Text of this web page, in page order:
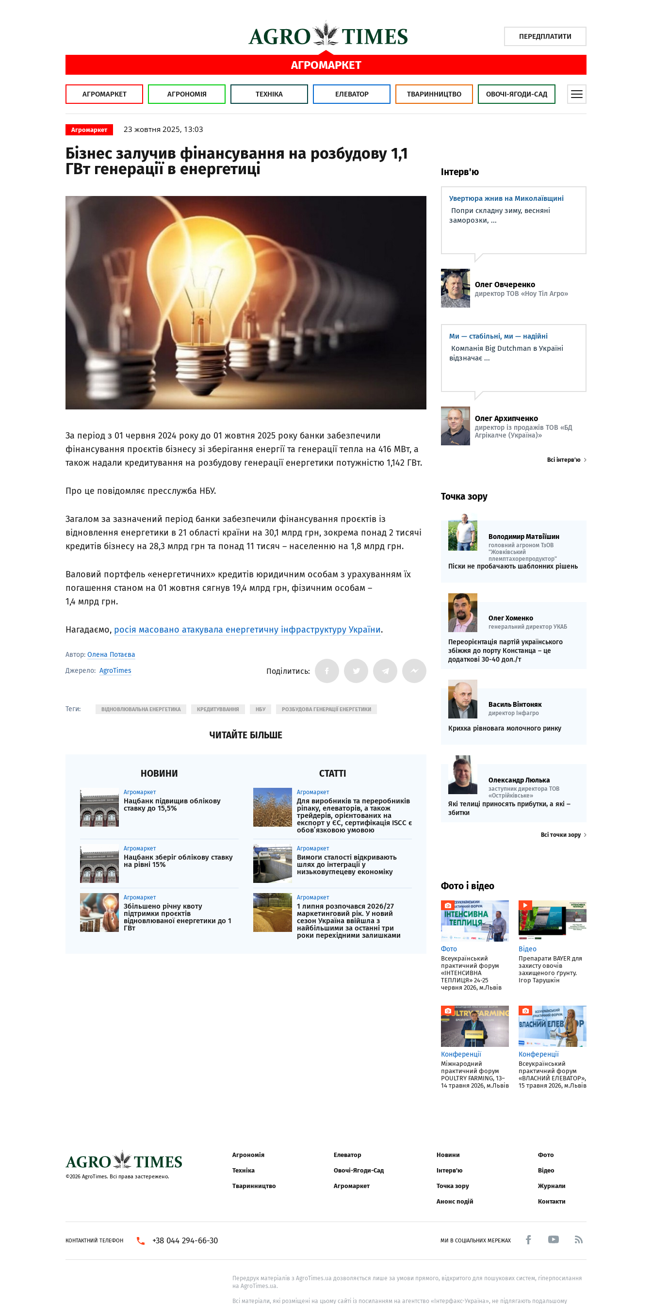
ПЕРЕДПЛАТИТИ
АГРОМАРКЕТ
АГРОМАРКЕТ АГРОНОМІЯ ТЕХНІКА ЕЛЕВАТОР ТВАРИННИЦТВО ОВОЧІ-ЯГОДИ-САД
Агромаркет 23 жовтня 2025, 13:03
Бізнес залучив фінансування на розбудову 1,1
ГВт генерації в енергетиці
За період з 01 червня 2024 року до 01 жовтня 2025 року банки забезпечили
фінансування проєктів бізнесу зі зберігання енергії та генерації тепла на 416 МВт, а
також надали кредитування на розбудову генерації енергетики потужністю 1,142 ГВт.
Про це повідомляє пресслужба НБУ.
Загалом за зазначений період банки забезпечили фінансування проєктів із
відновлення енергетики в 21 області країни на 30,1 млрд грн, зокрема понад 2 тисячі
кредитів бізнесу на 28,3 млрд грн та понад 11 тисяч – населенню на 1,8 млрд грн.
Валовий портфель «енергетичних» кредитів юридичним особам з урахуванням їх
погашення станом на 01 жовтня сягнув 19,4 млрд грн, фізичним особам –
1,4 млрд грн.
Нагадаємо, росія масовано атакувала енергетичну інфраструктуру України.
Автор: Олена Потаєва
Джерело: AgroTimes Поділитись:
Теги: ВІДНОВЛЮВАЛЬНА ЕНЕРГЕТИКА КРЕДИТУВВАННЯ НБУ РОЗБУДОВА ГЕНЕРАЦІЇ ЕНЕРГЕТИКИ
ЧИТАЙТЕ БІЛЬШЕ
НОВИНИ
Агромаркет
Нацбанк підвищив облікову
ставку до 15,5%
Агромаркет
Нацбанк зберіг облікову ставку
на рівні 15%
Агромаркет
Збільшено річну квоту
підтримки проєктів
відновлюваної енергетики до 1
ГВт
СТАТТІ
Агромаркет
Для виробників та переробників
ріпаку, елеваторів, а також
трейдерів, орієнтованих на
експорт у ЄС, сертифікація ISCC є
обов’язковою умовою
Агромаркет
Вимоги сталості відкривають
шлях до інтеграції у
низьковуглецеву економіку
Агромаркет
1 липня розпочався 2026/27
маркетинговий рік. У новий
сезон Україна ввійшла з
найбільшими за останні три
роки перехідними залишками
Інтерв'ю
Увертюра жнив на Миколаївщині
Попри складну зиму, весняні
заморозки, ...
Олег Овчеренко
директор ТОВ «Ноу Тіл Агро»
Ми — стабільні, ми — надійні
Компанія Big Dutchman в Україні
відзначає ...
Олег Архипченко
директор із продажів ТОВ «БД
Агрікалче (Україна)»
Всі інтерв’ю
Точка зору
Володимир Матвіїшин
головний агроном ТзОВ
"Жовківський
племптахорепродуктор"
Піски не пробачають шаблонних рішень
Олег Хоменко
генеральний директор УКАБ
Переорієнтація партій українського
збіжжя до порту Констанца – це
додаткові 30-40 дол./т
Василь Вінтоняк
директор Інфагро
Крихка рівновага молочного ринку
Олександр Люлька
заступник директора ТОВ
«Острійківське»
Які телиці приносять прибутки, а які ‒
збитки
Всі точки зору
Фото і відео
Фото
Всеукраїнський
практичний форум
«ІНТЕНСИВНА
ТЕПЛИЦЯ» 24-25
червня 2026, м.Львів
Відео
Препарати BAYER для
захисту овочів
захищеного ґрунту.
Ігор Тарушкін
Конференції
Міжнародний
практичний форум
POULTRY FARMING, 13–
14 травня 2026, м.Львів
Конференції
Всеукраїнський
практичний форум
«ВЛАСНИЙ ЕЛЕВАТОР»,
15 травня 2026, м.Львів
©2026 AgroTimes. Всі права застережено.
Агрономія
Техніка
Тваринництво
Елеватор
Овочі-Ягоди-Сад
Агромаркет
Новини
Інтерв'ю
Точка зору
Анонс подій
Фото
Відео
Журнали
Контакти
КОНТАКТНИЙ ТЕЛЕФОН +38 044 294-66-30 МИ В СОЦІАЛЬНИХ МЕРЕЖАХ
Передрук матеріалів з AgroTimes.ua дозволяється лише за умови прямого, відкритого для пошукових систем, гіперпосилання
на AgroTimes.ua.
Всі матеріали, які розміщені на цьому сайті із посиланням на агентство «Інтерфакс-Україна», не підлягають подальшому